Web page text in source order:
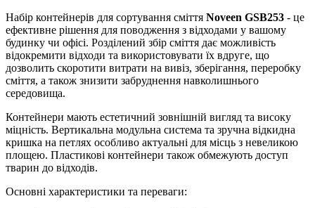
Набір контейнерів для сортування сміття Noveen GSB253 - це
ефективне рішення для поводження з відходами у вашому
будинку чи офісі. Розділений збір сміття дає можливість
відокремити відходи та використовувати їх вдруге, що
дозволить скоротити витрати на вивіз, зберігання, переробку
сміття, а також знизити забруднення навколишнього
середовища.
Контейнери мають естетичний зовнішній вигляд та високу
міцність. Вертикальна модульна система та зручна відкидна
кришка на петлях особливо актуальні для місць з невеликою
площею. Пластикові контейнери також обмежують доступ
тварин до відходів.
Основні характеристики та переваги: